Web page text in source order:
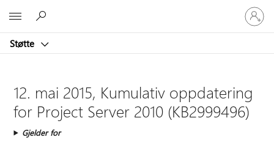
Støtte
Logg
på
kontoen
12. mai 2015, Kumulativ oppdatering
for Project Server 2010 (KB2999496)
Gjelder for